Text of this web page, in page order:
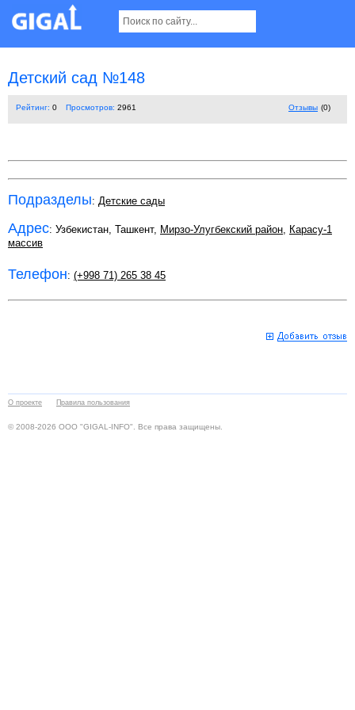
Детский сад №148
Рейтинг: 0 Просмотров: 2961 Отзывы (0)
Подразделы: Детские сады
Адрес: Узбекистан, Ташкент, Мирзо-Улугбекский район, Карасу-1
массив
Телефон: (+998 71) 265 38 45
О проекте Правила пользования
© 2008-2026 ООО "GIGAL-INFO". Все права защищены.